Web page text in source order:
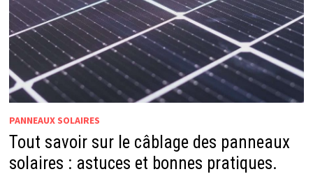
PANNEAUX SOLAIRES
Tout savoir sur le câblage des panneaux
solaires : astuces et bonnes pratiques.